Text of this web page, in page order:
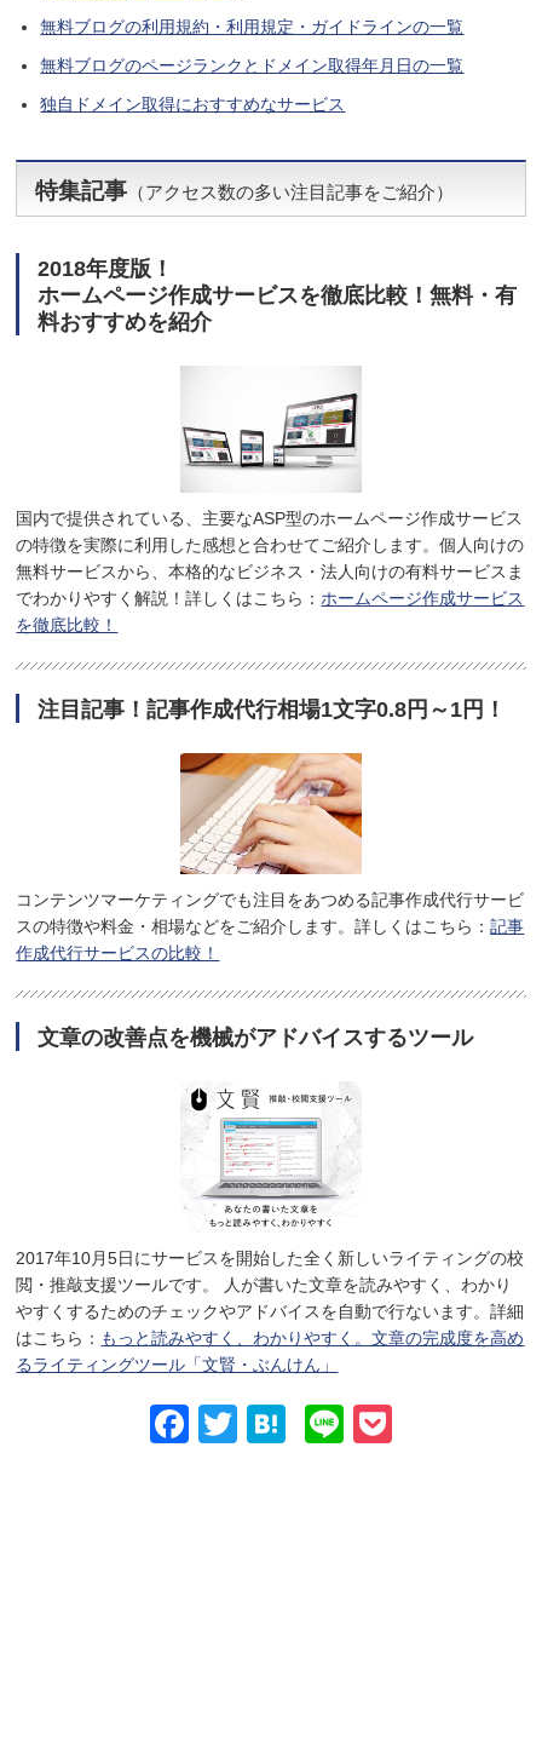
無料ブログの利用規約・利用規定・ガイドラインの一覧
無料ブログのページランクとドメイン取得年月日の一覧
独自ドメイン取得におすすめなサービス
特集記事 （アクセス数の多い注目記事をご紹介）
2018年度版！
ホームページ作成サービスを徹底比較！無料・有
料おすすめを紹介
国内で提供されている、主要なASP型のホームページ作成サービス
の特徴を実際に利用した感想と合わせてご紹介します。個人向けの
無料サービスから、本格的なビジネス・法人向けの有料サービスま
でわかりやすく解説！詳しくはこちら： ホームページ作成サービス
を徹底比較！
注目記事！記事作成代行相場1文字0.8円～1円！
コンテンツマーケティングでも注目をあつめる記事作成代行サービ
スの特徴や料金・相場などをご紹介します。詳しくはこちら：記事
作成代行サービスの比較！
文章の改善点を機械がアドバイスするツール
2017年10月5日にサービスを開始した全く新しいライティングの校
閲・推敲支援ツールです。 人が書いた文章を読みやすく、わかり
やすくするためのチェックやアドバイスを自動で行ないます。詳細
はこちら： もっと読みやすく、わかりやすく。文章の完成度を高め
るライティングツール「文賢・ぶんけん」
Facebook
TwitterHatena
Line